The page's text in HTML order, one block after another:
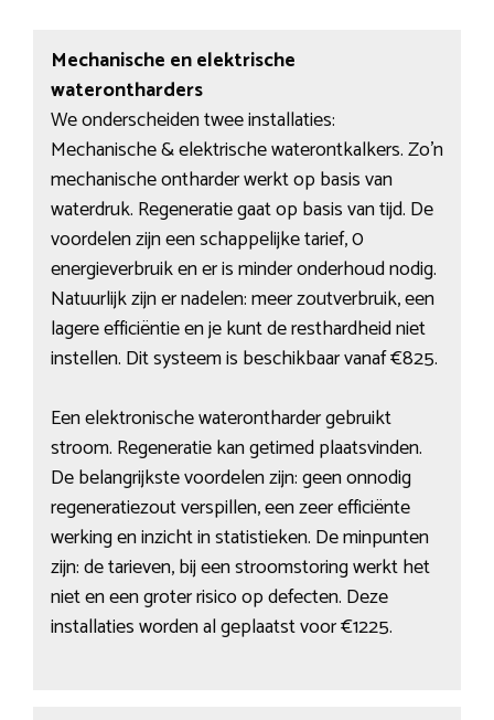
Mechanische en elektrische
waterontharders
We onderscheiden twee installaties:
Mechanische & elektrische waterontkalkers. Zo’n
mechanische ontharder werkt op basis van
waterdruk. Regeneratie gaat op basis van tijd. De
voordelen zijn een schappelijke tarief, 0
energieverbruik en er is minder onderhoud nodig.
Natuurlijk zijn er nadelen: meer zoutverbruik, een
lagere efficiëntie en je kunt de resthardheid niet
instellen. Dit systeem is beschikbaar vanaf €825.
Een elektronische waterontharder gebruikt
stroom. Regeneratie kan getimed plaatsvinden.
De belangrijkste voordelen zijn: geen onnodig
regeneratiezout verspillen, een zeer efficiënte
werking en inzicht in statistieken. De minpunten
zijn: de tarieven, bij een stroomstoring werkt het
niet en een groter risico op defecten. Deze
installaties worden al geplaatst voor €1225.